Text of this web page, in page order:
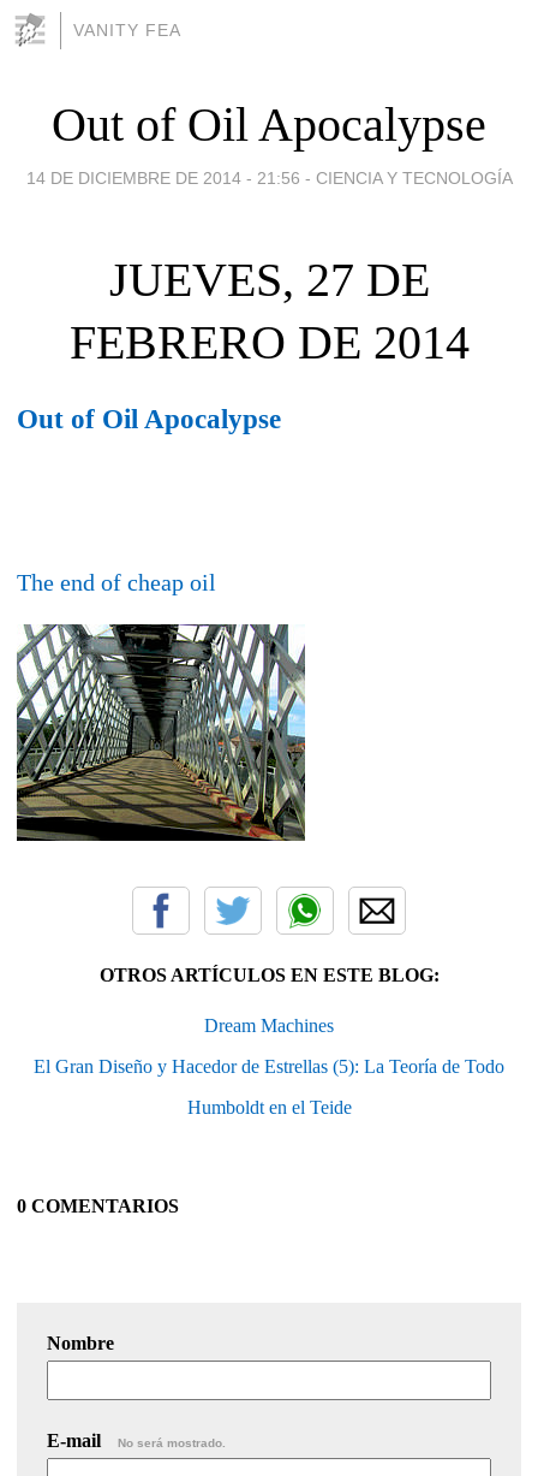
VANITY FEA
Out of Oil Apocalypse
14 DE DICIEMBRE DE 2014 - 21:56 - CIENCIA Y TECNOLOGÍA
JUEVES, 27 DE
FEBRERO DE 2014
Out of Oil Apocalypse
The end of cheap oil
OTROS ARTÍCULOS EN ESTE BLOG:
Dream Machines
El Gran Diseño y Hacedor de Estrellas (5): La Teoría de Todo
Humboldt en el Teide
0 COMENTARIOS
Nombre
E-mail No será mostrado.